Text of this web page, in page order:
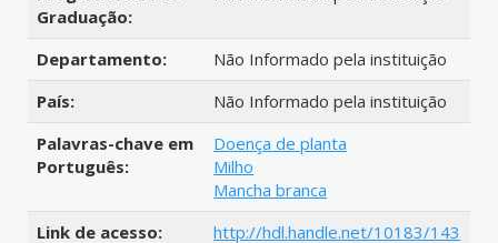
Graduação:
Departamento:
Não Informado pela instituição
País:
Não Informado pela instituição
Palavras-chave em
Português:
Doença de planta
Milho
Mancha branca
Link de acesso:
http://hdl.handle.net/10183/143